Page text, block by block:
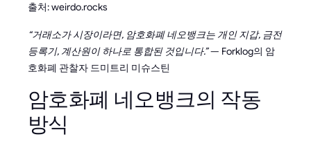
출처: weirdo.rocks
“거래소가 시장이라면, 암호화폐 네오뱅크는 개인 지갑, 금전
등록기, 계산원이 하나로 통합된 것입니다.”— Forklog의 암
호화폐 관찰자 드미트리 미슈스틴
암호화폐 네오뱅크의 작동
방식